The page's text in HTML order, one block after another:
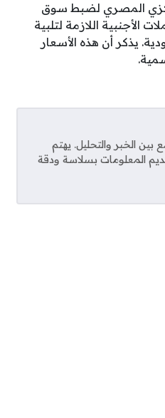
المصري لضبط سوق
اللازمة لتلبية
يذكر أن هذه الأسعار
الخبر والتحليل. يهتم
المعلومات بسلاسة ودقة